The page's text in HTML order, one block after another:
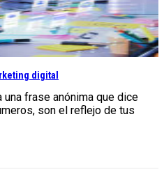
digital
frase anónima que dice
son el reflejo de tus